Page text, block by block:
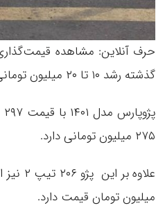
گذشته رشد ۱۰ تا ۲۰ میلیون تومانی را تجربه کرده اند.
۲۷۵ میلیون تومانی دارد.
میلیون تومان قیمت دارد.